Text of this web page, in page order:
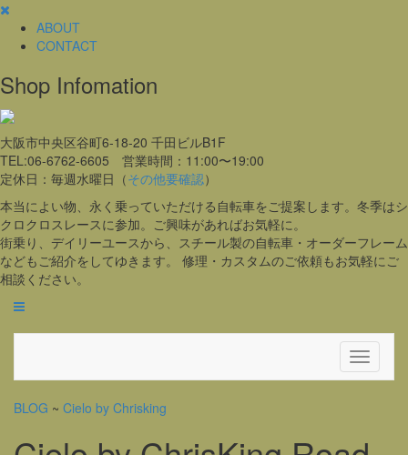
ABOUT
CONTACT
Shop Infomation
大阪市中央区谷町6-18-20 千田ビルB1F
TEL:06-6762-6605 営業時間：11:00〜19:00
定休日：毎週水曜日（その他要確認）
本当によい物、永く乗っていただける自転車をご提案します。冬季はシ
クロクロスレースに参加。ご興味があればお気軽に。
街乗り、デイリーユースから、スチール製の自転車・オーダーフレーム
などもご紹介をしてゆきます。 修理・カスタムのご依頼もお気軽にご
相談ください。
Toggle
BLOG ~ Cielo by Chrisking